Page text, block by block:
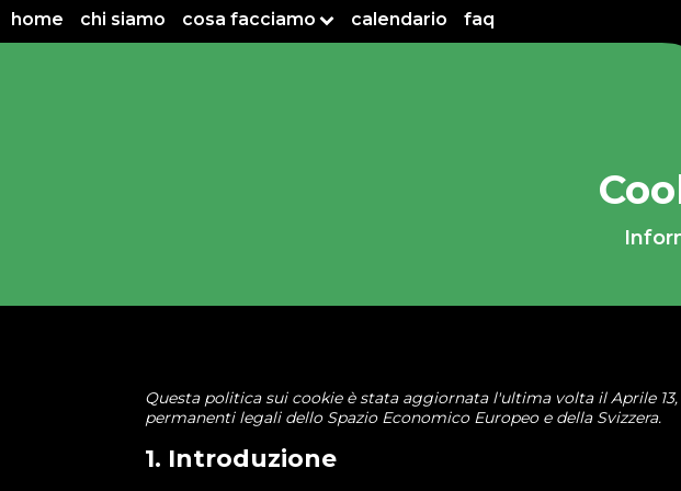
home chi siamo cosa facciamo calendario faq
Questa politica sui cookie è stata aggiornata l'ultima volta il Aprile
permanenti legali dello Spazio Economico Europeo e della Svizzera.
1. Introduzione